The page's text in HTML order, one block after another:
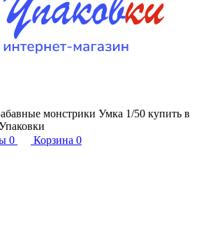
монстрики Умка 1/50 купить в
0 Корзина 0